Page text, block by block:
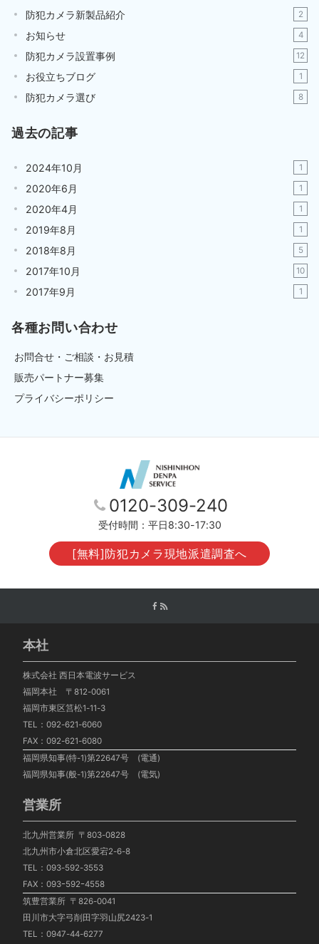
防犯カメラ新製品紹介 2
お知らせ 4
防犯カメラ設置事例 12
お役立ちブログ 1
防犯カメラ選び 8
過去の記事
2024年10月 1
2020年6月 1
2020年4月 1
2019年8月 1
2018年8月 5
2017年10月 10
2017年9月 1
各種お問い合わせ
お問合せ・ご相談・お見積
販売パートナー募集
プライバシーポリシー
0120-309-240
受付時間：平日8:30-17:30
[無料]防犯カメラ現地派遣調査へ
本社
株式会社 西日本電波サービス
福岡本社 〒812-0061
福岡市東区筥松1-11-3
TEL：092-621-6060
FAX：092-621-6080
福岡県知事(特-1)第22647号 (電通)
福岡県知事(般-1)第22647号 (電気)
営業所
北九州営業所 〒803-0828
北九州市小倉北区愛宕2-6-8
TEL：093-592-3553
FAX：093ｰ592ｰ4558
筑豊営業所 〒826-0041
田川市大字弓削田字羽山尻2423-1
TEL：0947-44-6277